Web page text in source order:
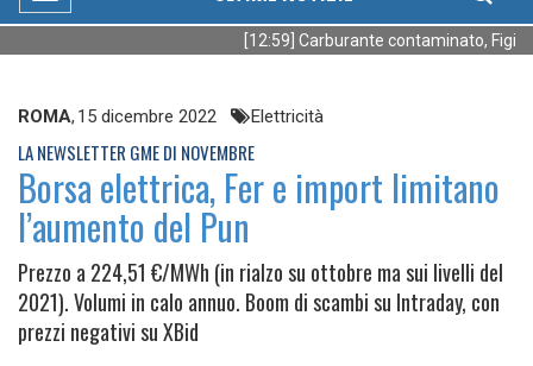
navigation
[12:59] Carburante contaminato,
ROMA, 15 dicembre 2022 Elettricità
LA NEWSLETTER GME DI NOVEMBRE
Borsa elettrica, Fer e import limitano
l’aumento del Pun
Prezzo a 224,51 €/MWh (in rialzo su ottobre ma sui livelli del
2021). Volumi in calo annuo. Boom di scambi su Intraday, con
prezzi negativi su XBid